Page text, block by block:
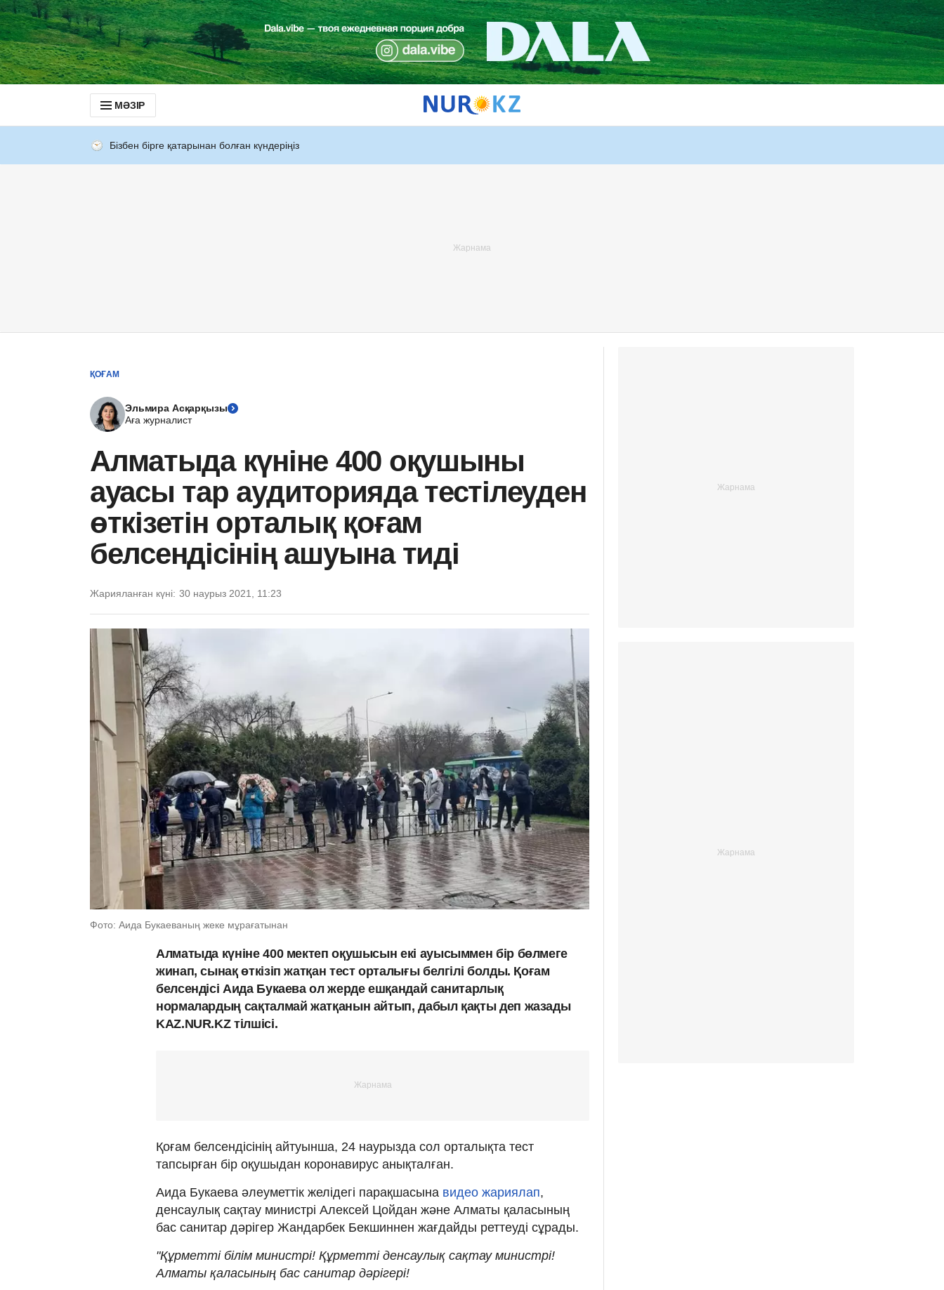
МӘЗІР
Бізбен бірге қатарынан болған күндеріңіз
ҚОҒАМ
Эльмира Асқарқызы
Аға журналист
Алматыда күніне 400 оқушыны
ауасы тар аудиторияда тестілеуден
өткізетін орталық қоғам
белсендісінің ашуына тиді
Жарияланған күні: 30 наурыз 2021, 11:23
Фото: Аида Букаеваның жеке мұрағатынан
Алматыда күніне 400 мектеп оқушысын екі ауысыммен бір бөлмеге
жинап, сынақ өткізіп жатқан тест орталығы белгілі болды. Қоғам
белсендісі Аида Букаева ол жерде ешқандай санитарлық
нормалардың сақталмай жатқанын айтып, дабыл қақты деп жазады
KAZ.NUR.KZ тілшісі.
Қоғам белсендісінің айтуынша, 24 наурызда сол орталықта тест
тапсырған бір оқушыдан коронавирус анықталған.
Аида Букаева әлеуметтік желідегі парақшасына видео жариялап,
денсаулық сақтау министрі Алексей Цойдан және Алматы қаласының
бас санитар дәрігер Жандарбек Бекшиннен жағдайды реттеуді сұрады.
"Құрметті білім министрі! Құрметті денсаулық сақтау министрі!
Алматы қаласының бас санитар дәрігері!